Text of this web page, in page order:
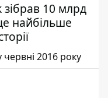
зібрав 10 млрд
найбільше
2016 року